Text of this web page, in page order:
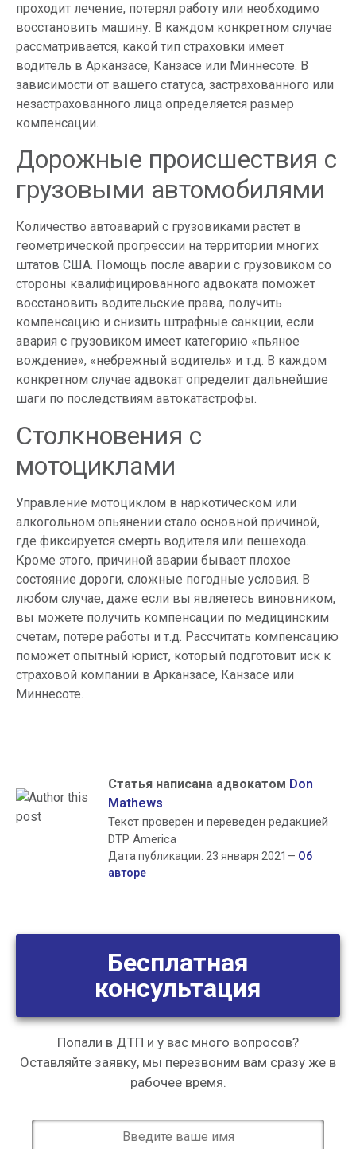
проходит лечение, потерял работу или необходимо
восстановить машину. В каждом конкретном случае
рассматривается, какой тип страховки имеет
водитель в Арканзасе, Канзасе или Миннесоте. В
зависимости от вашего статуса, застрахованного или
незастрахованного лица определяется размер
компенсации.
Дорожные происшествия с
грузовыми автомобилями
Количество автоаварий с грузовиками растет в
геометрической прогрессии на территории многих
штатов США. Помощь после аварии с грузовиком со
стороны квалифицированного адвоката поможет
восстановить водительские права, получить
компенсацию и снизить штрафные санкции, если
авария с грузовиком имеет категорию «пьяное
вождение», «небрежный водитель» и т.д. В каждом
конкретном случае адвокат определит дальнейшие
шаги по последствиям автокатастрофы.
Столкновения с
мотоциклами
Управление мотоциклом в наркотическом или
алкогольном опьянении стало основной причиной,
где фиксируется смерть водителя или пешехода.
Кроме этого, причиной аварии бывает плохое
состояние дороги, сложные погодные условия. В
любом случае, даже если вы являетесь виновником,
вы можете получить компенсации по медицинским
счетам, потере работы и т.д. Рассчитать компенсацию
поможет опытный юрист, который подготовит иск к
страховой компании в Арканзасе, Канзасе или
Миннесоте.
Статья написана адвокатом Don
Mathews
Текст проверен и переведен редакцией
DTP America
Дата публикации: 23 января 2021— Об
авторе
Бесплатная
консультация
Попали в ДТП и у вас много вопросов?
Оставляйте заявку, мы перезвоним вам сразу же в
рабочее время.